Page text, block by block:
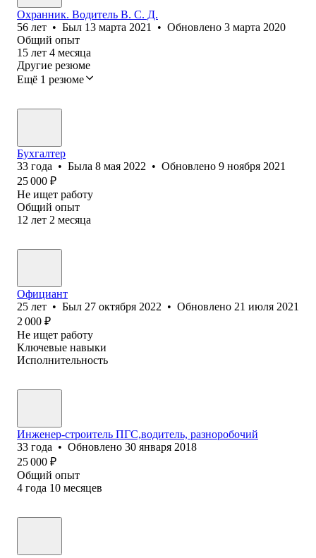
Охранник. Водитель В. С. Д.
56 лет • Был 13 марта 2021 • Обновлено 3 марта 2020
Общий опыт
15 лет 4 месяца
Другие резюме
Ещё 1 резюме
Бухгалтер
33 года • Была 8 мая 2022 • Обновлено 9 ноября 2021
25 000 ₽
Не ищет работу
Общий опыт
12 лет 2 месяца
Официант
25 лет • Был 27 октября 2022 • Обновлено 21 июля 2021
2 000 ₽
Не ищет работу
Ключевые навыки
Исполнительность
Инженер-строитель ПГС,водитель, разноробочий
33 года • Обновлено 30 января 2018
25 000 ₽
Общий опыт
4 года 10 месяцев